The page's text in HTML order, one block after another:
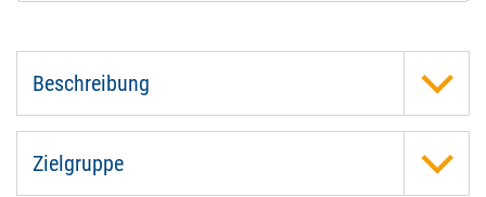
Beschreibung
Zielgruppe